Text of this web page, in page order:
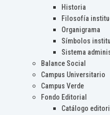
Historia
Filosofía
Organigrama
Símbolos
Sistema
Balance Social
Campus Universitario
Campus Verde
Fondo Editorial
Catálogo